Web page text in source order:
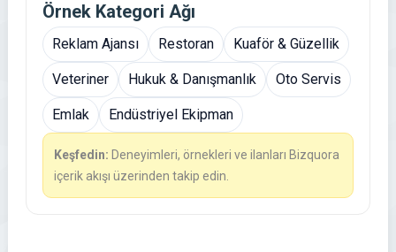
Örnek Kategori Ağı
Reklam Ajansı Restoran Kuaför & Güzellik
Veteriner Hukuk & Danışmanlık Oto Servis
Emlak Endüstriyel Ekipman
Keşfedin: Deneyimleri, örnekleri ve ilanları Bizquora
içerik akışı üzerinden takip edin.